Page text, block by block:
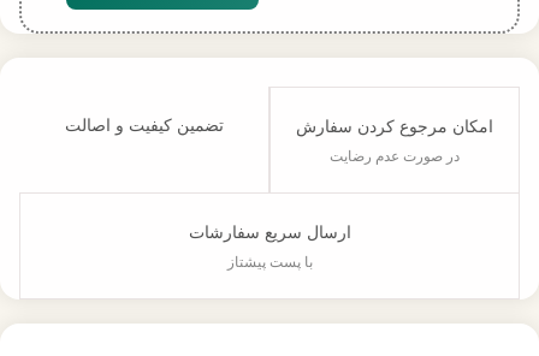
امکان مرجوع کردن سفارش
در صورت عدم رضایت
تضمین کیفیت و اصالت
ارسال سریع سفارشات
با پست پیشتاز